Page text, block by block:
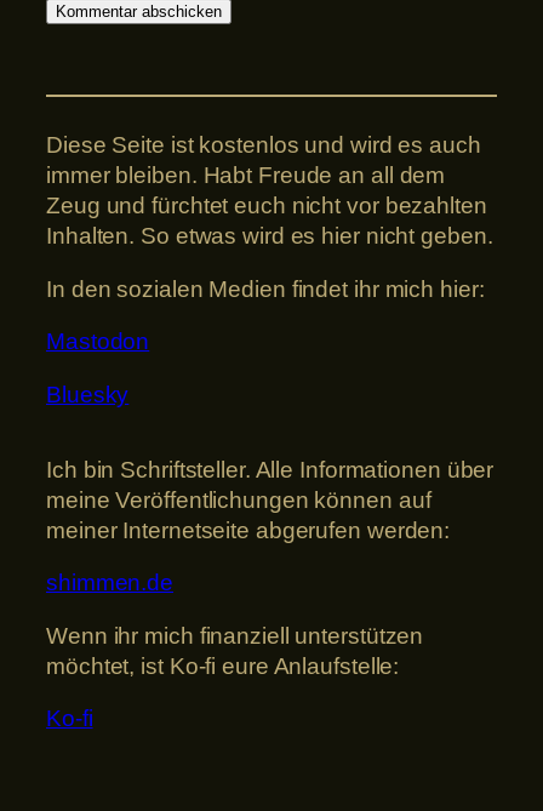
Diese Seite ist kostenlos und wird es auch
immer bleiben. Habt Freude an all dem
Zeug und fürchtet euch nicht vor bezahlten
Inhalten. So etwas wird es hier nicht geben.
In den sozialen Medien findet ihr mich hier:
Mastodon
Bluesky
Ich bin Schriftsteller. Alle Informationen über
meine Veröffentlichungen können auf
meiner Internetseite abgerufen werden:
shimmen.de
Wenn ihr mich finanziell unterstützen
möchtet, ist Ko-fi eure Anlaufstelle:
Ko-fi